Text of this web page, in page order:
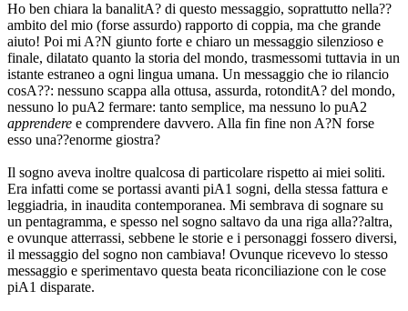
Ho ben chiara la banalitA? di questo messaggio, soprattutto nella??
ambito del mio (forse assurdo) rapporto di coppia, ma che grande
aiuto! Poi mi A?N giunto forte e chiaro un messaggio silenzioso e
finale, dilatato quanto la storia del mondo, trasmessomi tuttavia in un
istante estraneo a ogni lingua umana. Un messaggio che io rilancio
cosA??: nessuno scappa alla ottusa, assurda, rotonditA? del mondo,
nessuno lo puA2 fermare: tanto semplice, ma nessuno lo puA2
apprendere e comprendere davvero. Alla fin fine non A?N forse
esso una??enorme giostra?
Il sogno aveva inoltre qualcosa di particolare rispetto ai miei soliti.
Era infatti come se portassi avanti piA1 sogni, della stessa fattura e
leggiadria, in inaudita contemporanea. Mi sembrava di sognare su
un pentagramma, e spesso nel sogno saltavo da una riga alla??altra,
e ovunque atterrassi, sebbene le storie e i personaggi fossero diversi,
il messaggio del sogno non cambiava! Ovunque ricevevo lo stesso
messaggio e sperimentavo questa beata riconciliazione con le cose
piA1 disparate.